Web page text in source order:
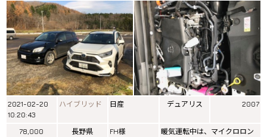
2021-02-20
10:20:43
ハイブリッド 日産 デュアリス 2007
78,000 長野県 FH様
暖気運転中は、マイクロロン